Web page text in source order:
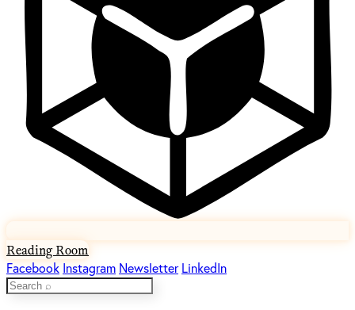
Reading Room
Facebook Instagram Newsletter LinkedIn